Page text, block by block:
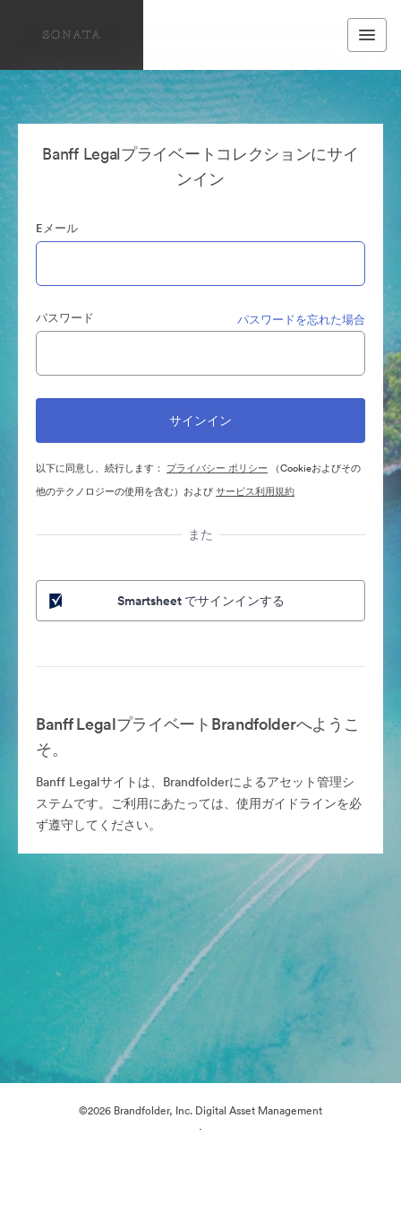
Banff Legalプライベートコレクションにサイ
ンイン
Eメール
パスワード パスワードを忘れた場合
以下に同意し、続行します： プライバシー ポリシー （Cookieおよびその
他のテクノロジーの使用を含む）およびサービス利用規約
また
Smartsheet でサインインする
Banff LegalプライベートBrandfolderへようこ
そ。
Banff Legalサイトは、Brandfolderによるアセット管理シ
ステムです。ご利用にあたっては、使用ガイドラインを必
ず遵守してください。
©2026 Brandfolder, Inc. Digital Asset Management
·